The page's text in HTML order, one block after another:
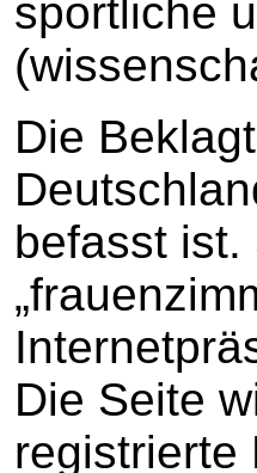
sportliche
Die
befasst
Die Seite
registrierte